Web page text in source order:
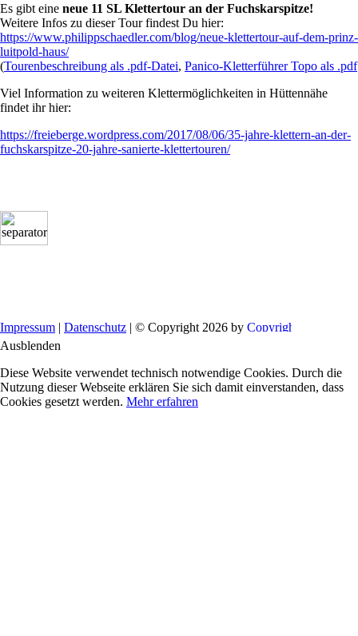
Es gibt eine neue 11 SL Klettertour an der Fuchskarspitze!
Weitere Infos zu dieser Tour findest Du hier:
https://www.philippschaedler.com/blog/neue-klettertour-auf-dem-prinz-
luitpold-haus/
(Tourenbeschreibung als .pdf-Datei, Panico-Kletterführer Topo als .pdf
Viel Information zu weiteren Klettermöglichkeiten in Hüttennähe
findet ihr hier:
https://freieberge.wordpress.com/2017/08/06/35-jahre-klettern-an-der-
fuchskarspitze-20-jahre-sanierte-klettertouren/
Impressum | Datenschutz | © Copyright 2026 by
Ausblenden
Diese Website verwendet technisch notwendige Cookies. Durch die
Nutzung dieser Webseite erklären Sie sich damit einverstanden, dass
Cookies gesetzt werden. Mehr erfahren